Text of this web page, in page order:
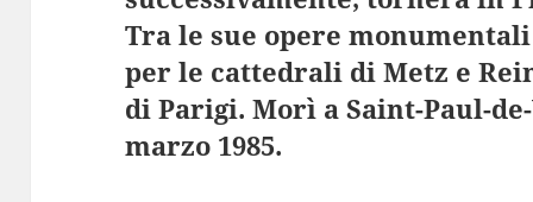
Tra le sue opere
per le cattedrali di Metz e
di Parigi. Morì a Saint-Paul-
marzo 1985.